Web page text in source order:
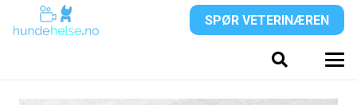
SPØR VETERINÆREN